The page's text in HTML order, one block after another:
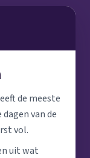
de meeste
van de
vol.
uit wat